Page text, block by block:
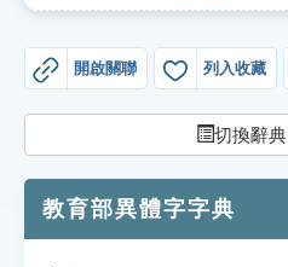
貓頭鷹博士
開啟關聯 列入收藏
切換辭典
教育部異體字字典